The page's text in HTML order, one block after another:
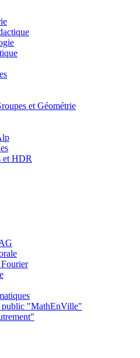
et Géométrie
et HDR
public "MathEnVille"